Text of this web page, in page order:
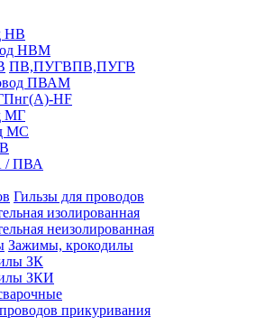
НВ
НВМ
ПВ,ПУГВПВ,ПУГВ
ПВАМ
HF
МГ
МС
/ ПВА
Гильзы для проводов
изолированная
неизолированная
Зажимы, крокодилы
ЗК
ЗКИ
прикуривания